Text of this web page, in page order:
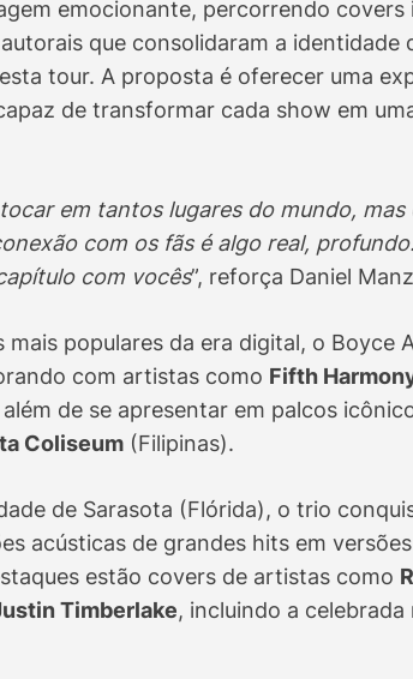
emocionante, percorrendo covers
que consolidaram a identidade
tour. A proposta é oferecer uma
de transformar cada show em
em tantos lugares do mundo,
com os fãs é algo real,
com vocês”, reforça Daniel
populares da era digital, o Boyce
com artistas como Fifth
além de se apresentar em palcos
Coliseum (Filipinas).
de Sarasota (Flórida), o trio
acústicas de grandes hits em
estão covers de artistas como
Timberlake, incluindo a celebrada